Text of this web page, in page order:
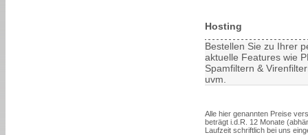
Hosting
Bestellen Sie zu Ihrer
aktuelle Features wie
Spamfiltern &
uvm.
Alle hier genannten Preise
beträgt i.d.R. 12 Monate
Laufzeit schriftlich bei uns